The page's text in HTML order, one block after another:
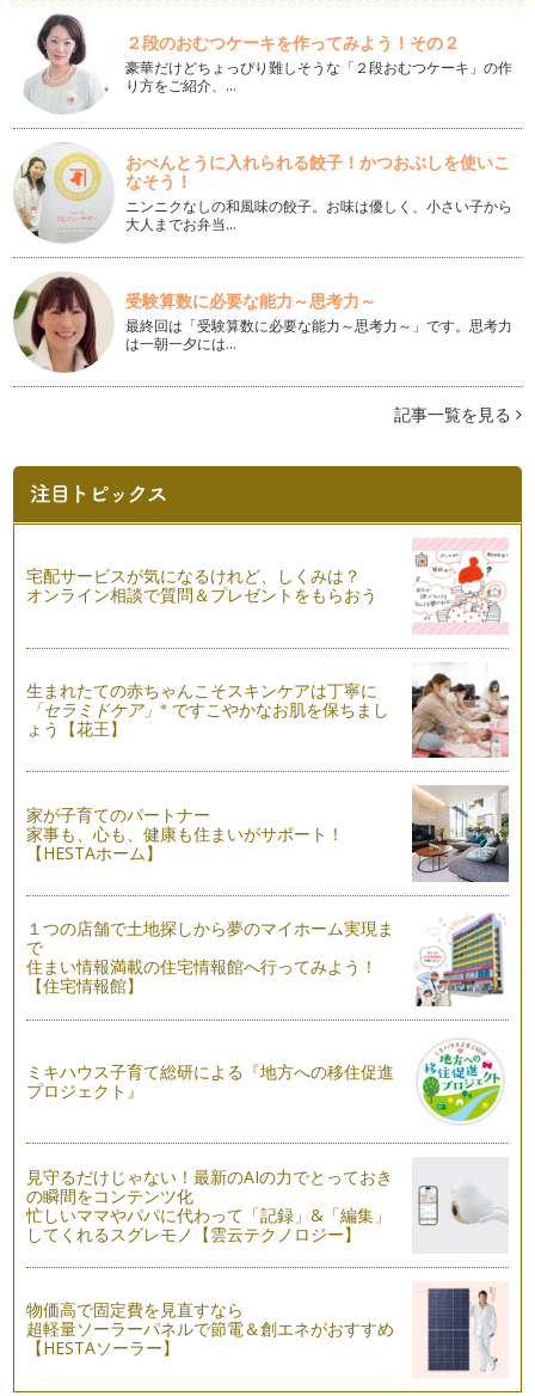
子ども部屋収納の基本
いよいよ新学年が始まりましたね。前回は、旧学年のモノの整
理についてお伝えしました。「使う」…
新学年のスタートは、春休みの片付けで決まる！
春は、進級・進学の時期です。 4月に新学年が始まると、教科
書やノートなど、新しい学…
楽しみながら、子どもに掃除を習慣づけ
これまで、ママが気楽にお掃除に取り組むコツについて、お伝
えしてきました。 掃除は子…
100円グッズでひと手間かけて、らくらくお掃除！
家事を楽にするお掃除、3回目の今回は、ちょっとしたひと手
間がお掃除を楽にする、簡…
アクリルたわしで、らくらくお掃除
家事をラクに楽しくするお掃除道具、前回のマイクロファイバ
マイクロファイバークロスで、ラクラクお掃除
これまで、洗剤や道具の選び方などお伝えしてきましたが、こ
れから数回にわたって子育て中のママ…
「その都度掃除」で、キレイをキープ！
年末に大掃除を行った方は、おうちがピカピカになっているこ
以前の記事、お掃除を楽しくする方法で、「汚れのレベルを、
見極める」ことを、お伝えしました。…
前回は、洗剤の選び方をお伝えしました。今回は道具選びのポ
洗剤を使いこなして、掃除上手になる！
前回は、汚れ落としの準備として、汚れを分析することを、お
伝えしました。今回は、その分析結果…
お掃除を、楽しくする方法
掃除とは、汚れを取り去る事。掃除をしなければ、汚れが溜ま
り、心身の健康に影響を与えますし、…
「お手伝い」は、家事のやり方を、親から子どもへと伝える、
良い機会となります。家事に込めた、…
前回は、お手伝いのステップについて、お伝えしました。今回
は、子どもがお手伝いをしやすくなる…
子どもの力を伸ばす、お手伝い
お子さんに、お手伝いをさせていますか？ かつては労働力と
「子ども+気持ち」 作品・おもちゃの片付け
「作品」は子どもの努力が感じられるモノであり、なかなか捨
てられないモノです。作品には、平面…
２段のおむつケーキを作ってみよう！その２
豪華だけどちょっぴり難しそうな「２段おむつケーキ」の作
り方をご紹介、…
おべんとうに入れられる餃子！かつおぶしを使いこ
なそう！
ニンニクなしの和風味の餃子。お味は優しく、小さい子から
大人までお弁当…
受験算数に必要な能力～思考力～
最終回は「受験算数に必要な能力～思考力～」です。思考力
は一朝一夕には…
記事一覧を見る
宅配サービスが気になるけれど、しくみは？
オンライン相談で質問＆プレゼントをもらおう
生まれたての赤ちゃんこそスキンケアは丁寧に
「セラミドケア」※ ですこやかなお肌を保ちまし
ょう【花王】
家が子育てのパートナー
家事も、心も、健康も住まいがサポート！
【HESTAホーム】
１つの店舗で土地探しから夢のマイホーム実現ま
で
住まい情報満載の住宅情報館へ行ってみよう！
【住宅情報館】
ミキハウス子育て総研による『地方への移住促進
プロジェクト』
見守るだけじゃない！最新のAIの力でとっておき
の瞬間をコンテンツ化
忙しいママやパパに代わって「記録」&「編集」
してくれるスグレモノ【雲云テクノロジー】
物価高で固定費を見直すなら
超軽量ソーラーパネルで節電＆創エネがおすすめ
【HESTAソーラー】